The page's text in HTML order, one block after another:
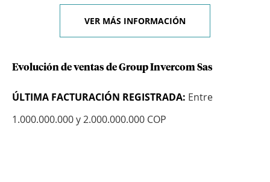
VER MÁS INFORMACIÓN
Evolución de ventas de Group Invercom Sas
ÚLTIMA FACTURACIÓN REGISTRADA: Entre
1.000.000.000 y 2.000.000.000 COP